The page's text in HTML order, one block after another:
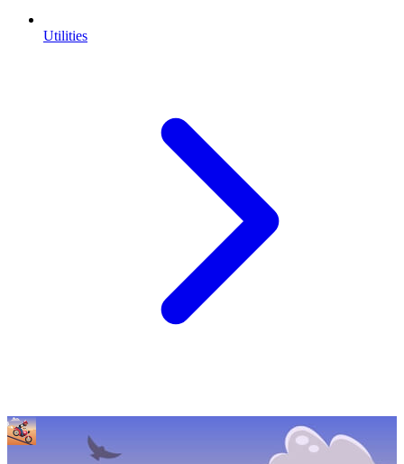
Utilities